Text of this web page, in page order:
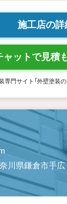
施工店の詳
ャットで見積
専門サイト「外壁塗装の
川県鎌倉市手